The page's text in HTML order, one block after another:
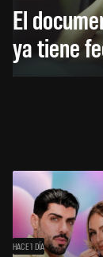
El
ya tiene
HACE 1 DÍA